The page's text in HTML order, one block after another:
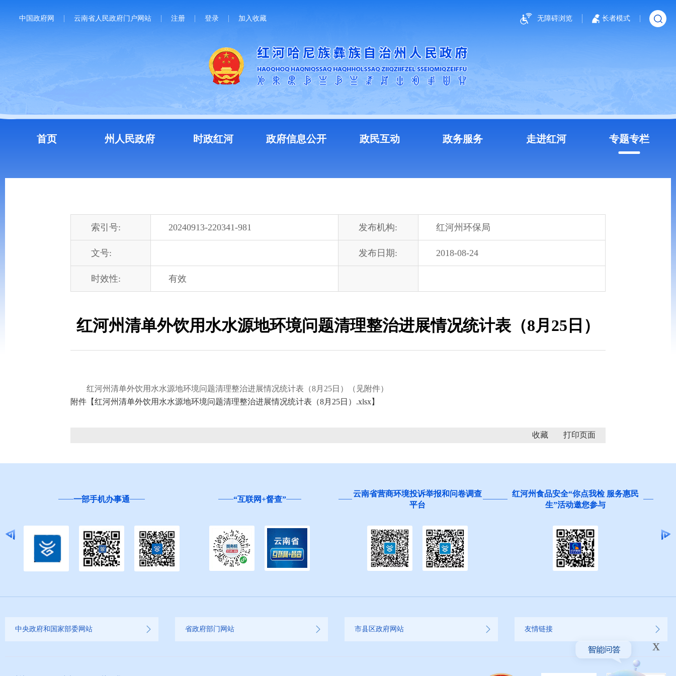
中国政府网 云南省人民政府门户网站 注册 登录 加入收藏 无障碍浏览 长者模式
首页 州人民政府 时政红河 政府信息公开 政民互动 政务服务 走进红河 专题专栏
索引号: 20240913-220341-981 发布机构: 红河州环保局
文号: 发布日期: 2018-08-24
时效性: 有效
红河州清单外饮用水水源地环境问题清理整治进展情况统计表（8月25日）
红河州清单外饮用水水源地环境问题清理整治进展情况统计表（8月25日）（见附件）
附件【红河州清单外饮用水水源地环境问题清理整治进展情况统计表（8月25日）.xlsx】
收藏
一部手机办事通 “互联网+督查”
云南省营商环境投诉举报和问卷调查
平台
红河州食品安全“你点我检 服务惠民
生”活动邀您参与
中央政府和国家部委网站 省政府部门网站 市县区政府网站 友情链接
x